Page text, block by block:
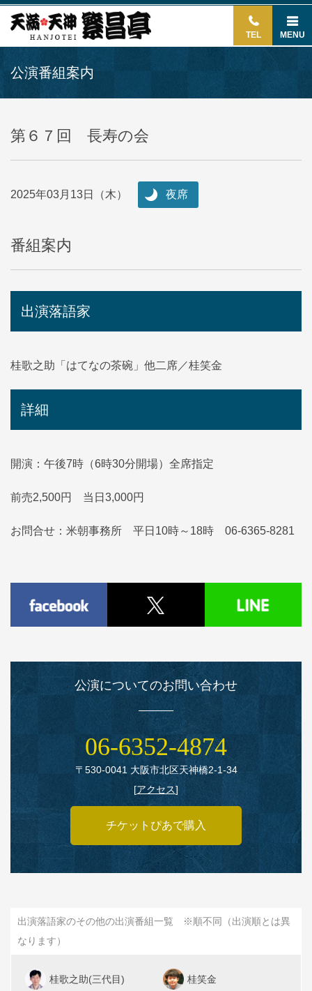
TEL MENU
公演番組案内
第６７回 長寿の会
2025年03月13日（木） 夜席
番組案内
出演落語家
桂歌之助「はてなの茶碗」他二席／桂笑金
詳細
開演：午後7時（6時30分開場）全席指定
前売2,500円 当日3,000円
お問合せ：米朝事務所 平日10時～18時 06-6365-8281
公演についてのお問い合わせ
06‑6352‑4874
〒530‑0041 大阪市北区天神橋2‑1‑34
[アクセス]
チケットぴあで購入
出演落語家のその他の出演番組一覧 ※順不同（出演順とは異
なります）
桂歌之助(三代目) 桂笑金